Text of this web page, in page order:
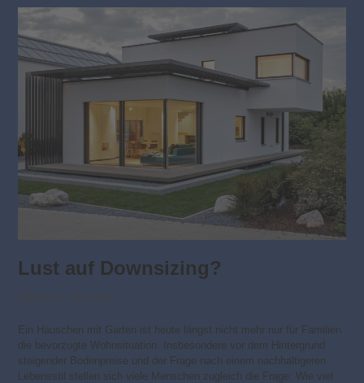
Lust auf Downsizing?
Ein Häuschen mit Garten ist heute längst nicht mehr nur für Familien
die bevorzugte Wohnsituation. Insbesondere vor dem Hintergrund
steigender Bodenpreise und der Frage nach einem nachhaltigeren
Lebensstil stellen sich viele Menschen zugleich die Frage: Wie viel